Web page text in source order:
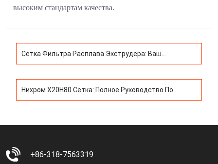
высоким стандартам качества.
Сетка Фильтра Расплава Экструдера: Ваш
Нихром Х20Н80 Сетка: Полное Руководство По
+86-318-7563319